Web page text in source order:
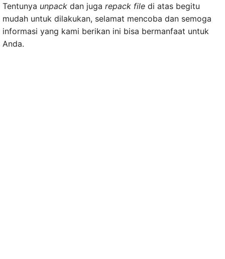
Tentunya unpack dan juga repack file di atas begitu
mudah untuk dilakukan, selamat mencoba dan semoga
informasi yang kami berikan ini bisa bermanfaat untuk
Anda.